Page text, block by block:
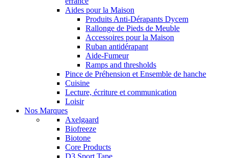
Aides pour la Maison
Produits Anti-Dérapants Dycem
Rallonge de Pieds de Meuble
Accessoires pour la Maison
Ruban antidérapant
Aide-Fumeur
Ramps and thresholds
Pince de Préhension et Ensemble de hanche
Cuisine
Lecture, écriture et communication
Loisir
Nos Marques
Axelgaard
Biofreeze
Biotone
Core Products